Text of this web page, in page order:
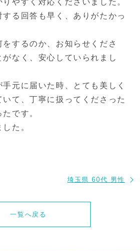
やすく対応くださいました。
する回答も早く、ありがたかっ
をするのか、お知らせくださ
がなく、安心していられまし
元に届いた時、とても美しく
いて、丁寧に扱ってくださった
です。
た。
一覧へ戻る
埼玉県 60代 男性